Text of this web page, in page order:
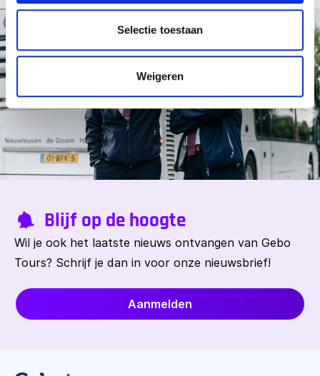
Selectie toestaan
Weigeren
Blijf op de hoogte
Wil je ook het laatste nieuws ontvangen van Gebo
Tours? Schrijf je dan in voor onze nieuwsbrief!
Aanmelden